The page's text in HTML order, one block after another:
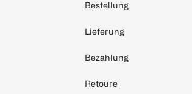
Bestellung
Lieferung
Bezahlung
Retoure